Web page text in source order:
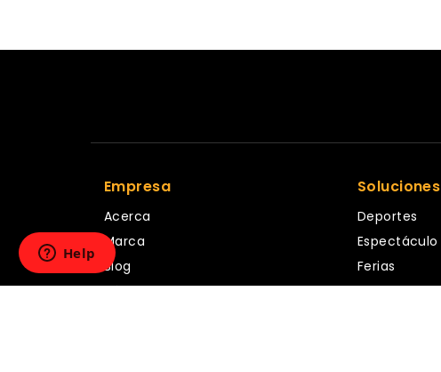
Empresa
Acerca
Marca
Blog
Términos y condiciones
Soluciones
Deportes
Espectáculo
Ferias
Festivales